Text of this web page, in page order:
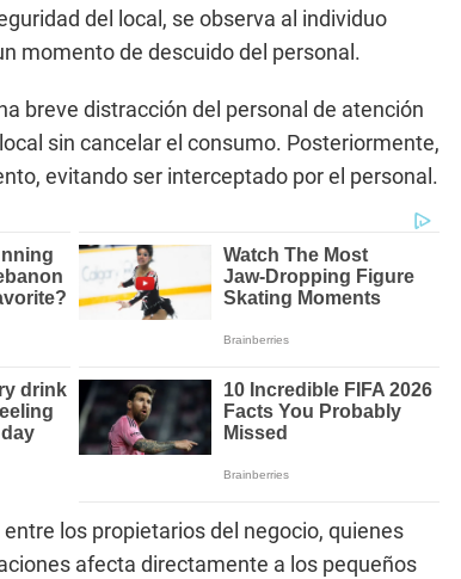
del local, se observa al individuo
momento de descuido del personal.
breve distracción del personal de atención
sin cancelar el consumo. Posteriormente,
evitando ser interceptado por el personal.
los propietarios del negocio, quienes
afecta directamente a los pequeños